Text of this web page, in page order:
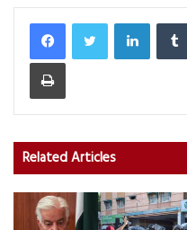
Print
Related Articles